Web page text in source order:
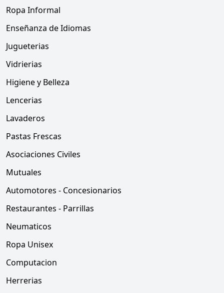
Ropa Informal
Enseñanza de Idiomas
Jugueterias
Vidrierias
Higiene y Belleza
Lencerias
Lavaderos
Pastas Frescas
Asociaciones Civiles
Mutuales
Automotores - Concesionarios
Restaurantes - Parrillas
Neumaticos
Ropa Unisex
Computacion
Herrerias